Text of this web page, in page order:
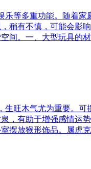
等多重功能。随着
稍有不慎，可能会影
间。一、大型玩具的
旺木气尤为重要。
，有助于增强感情运
摆放猴形饰品。属虎